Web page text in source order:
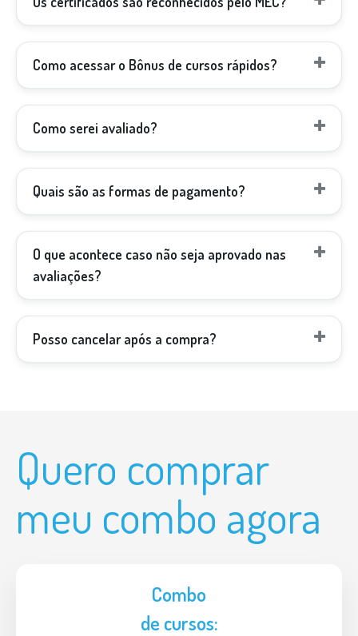
Como acessar o Bônus de cursos rápidos?
Como serei avaliado?
Quais são as formas de pagamento?
O que acontece caso não seja aprovado nas
avaliações?
Posso cancelar após a compra?
Quero comprar
meu combo agora
Combo
de cursos: